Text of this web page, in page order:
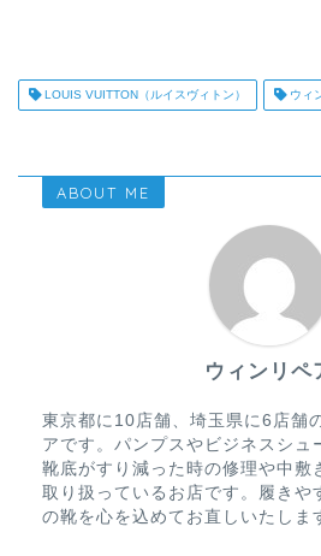
LOUIS VUITTON（ルイスヴィトン） ウィ
ABOUT ME
ウィンリペ
東京都に10店舗、埼玉県に6店舗
アです。パンプスやビジネスシュ
靴底がすり減った時の修理や中敷
取り扱っているお店です。履きや
の靴を心を込めてお直しいたしま